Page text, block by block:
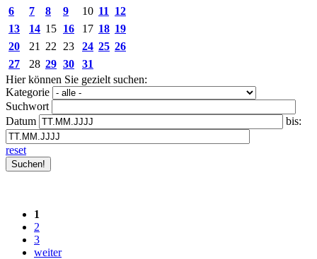
6
7 8 9 10 11
12
13
14 15 16 17 18 19
20
21 22 23 24 25 26
27
28 29 30
31
Hier können Sie gezielt suchen:
Kategorie
Suchwort
Datum
bis:
reset
1
2
3
weiter